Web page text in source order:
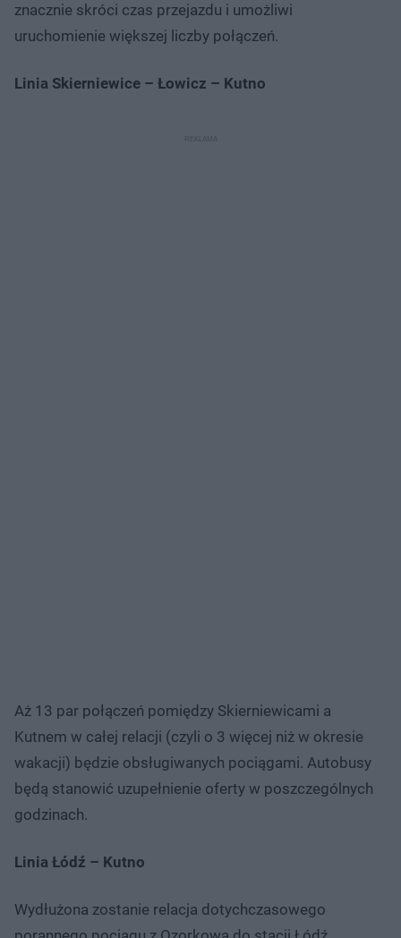
znacznie skróci czas przejazdu i umożliwi
uruchomienie większej liczby połączeń.
Linia Skierniewice – Łowicz – Kutno
Aż 13 par połączeń pomiędzy Skierniewicami a
Kutnem w całej relacji (czyli o 3 więcej niż w okresie
wakacji) będzie obsługiwanych pociągami. Autobusy
będą stanowić uzupełnienie oferty w poszczególnych
godzinach.
Linia Łódź – Kutno
Wydłużona zostanie relacja dotychczasowego